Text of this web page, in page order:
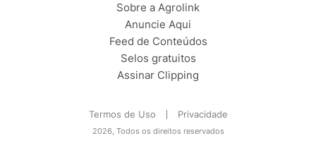
Sobre a Agrolink
Anuncie Aqui
Feed de Conteúdos
Selos gratuitos
Assinar Clipping
Termos de Uso Privacidade
2026, Todos os direitos reservados